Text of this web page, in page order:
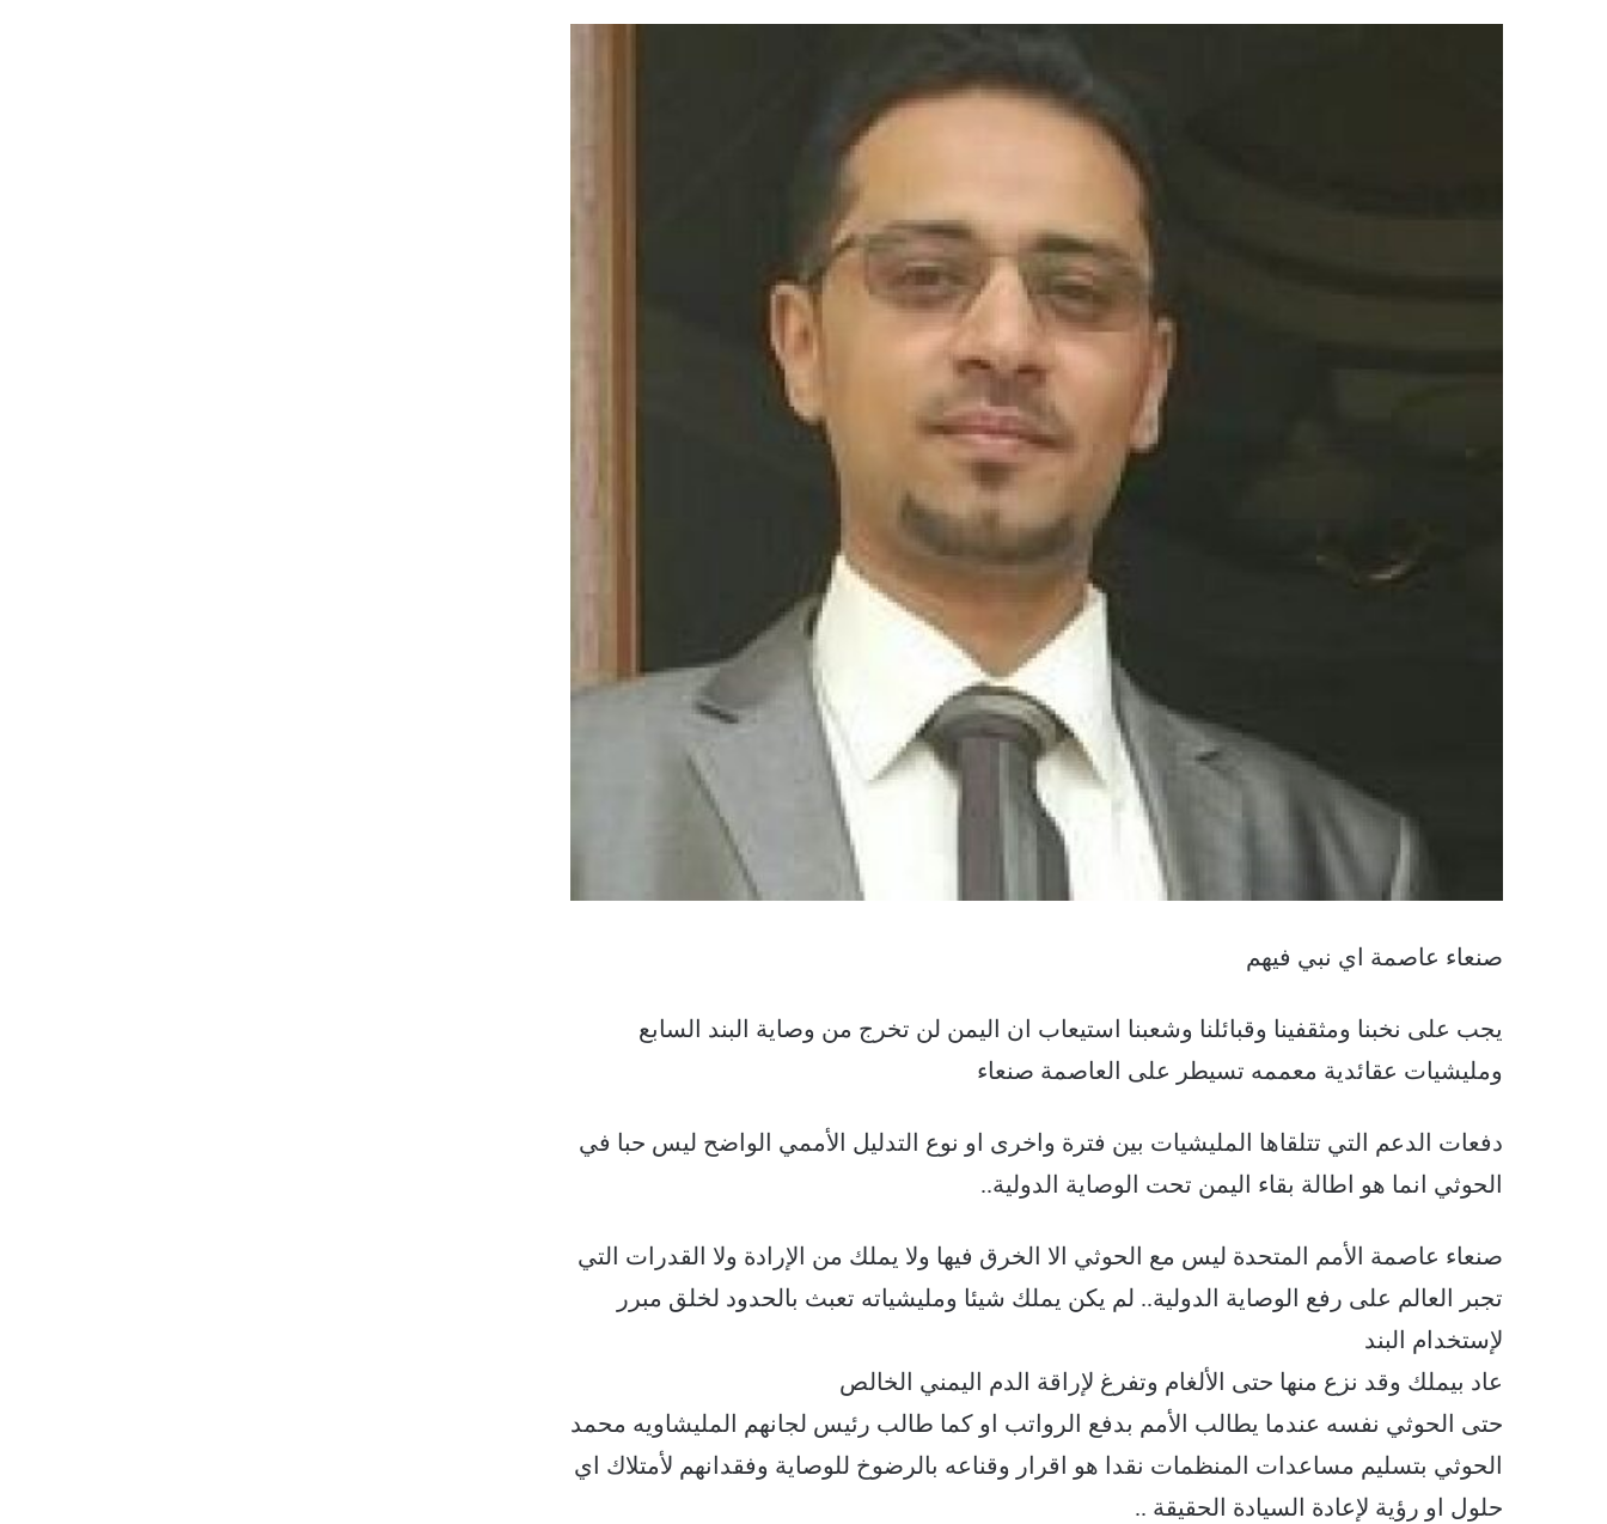
صنعاء عاصمة اي نبي فيهم
يجب على نخبنا ومثقفينا وقبائلنا وشعبنا استيعاب ان اليمن لن تخرج من وصاية البند السابع
ومليشيات عقائدية معممه تسيطر على العاصمة صنعاء
دفعات الدعم التي تتلقاها المليشيات بين فترة واخرى او نوع التدليل الأممي الواضح ليس حبا في
الحوثي انما هو اطالة بقاء اليمن تحت الوصاية الدولية..
صنعاء عاصمة الأمم المتحدة ليس مع الحوثي الا الخرق فيها ولا يملك من الإرادة ولا القدرات التي
تجبر العالم على رفع الوصاية الدولية.. لم يكن يملك شيئا ومليشياته تعبث بالحدود لخلق مبرر
لإستخدام البند
عاد بيملك وقد نزع منها حتى الألغام وتفرغ لإراقة الدم اليمني الخالص
حتى الحوثي نفسه عندما يطالب الأمم بدفع الرواتب او كما طالب رئيس لجانهم المليشاويه محمد
الحوثي بتسليم مساعدات المنظمات نقدا هو اقرار وقناعه بالرضوخ للوصاية وفقدانهم لأمتلاك اي
حلول او رؤية لإعادة السيادة الحقيقة ..